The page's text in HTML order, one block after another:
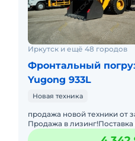
Иркутск и ещё 48 городов
Фронтальный
Yugong 933L
Новая техника
продажа новой техники от
Продажа в
Фронтальный погрузчик